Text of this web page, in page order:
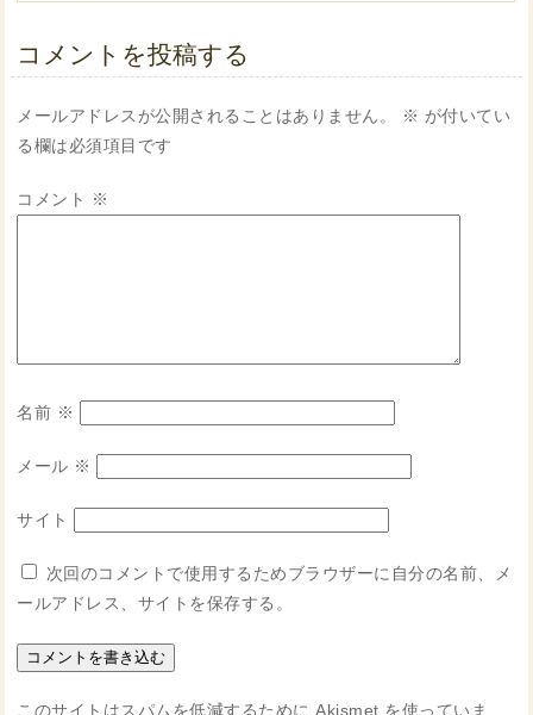
コメントを投稿する
メールアドレスが公開されることはありません。 ※ が付いてい
る欄は必須項目です
コメント ※
名前 ※
メール ※
サイト
次回のコメントで使用するためブラウザーに自分の名前、メ
ールアドレス、サイトを保存する。
このサイトはスパムを低減するために Akismet を使っていま